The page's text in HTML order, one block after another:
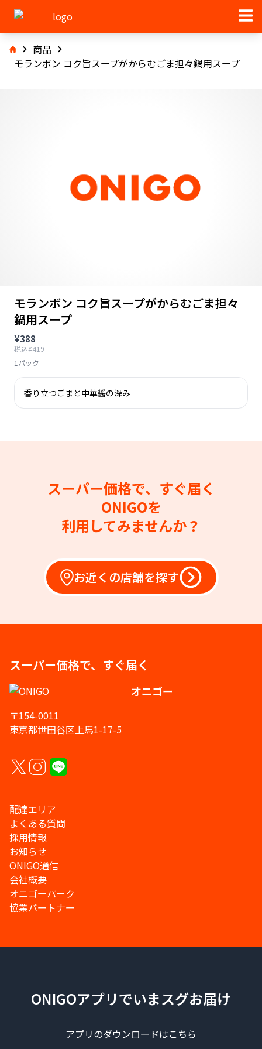
商品
モランボン コク旨スープがからむごま担々鍋用スープ
モランボン コク旨スープがからむごま担々
鍋用スープ
¥388
税込¥419
1パック
香り立つごまと中華醤の深み
スーパー価格で、すぐ届く
ONIGOを
利用してみませんか？
お近くの店舗を探す
スーパー価格で、すぐ届く
オニゴー
〒154-0011
東京都世田谷区上馬1-17-5
配達エリア
よくある質問
採用情報
お知らせ
ONIGO通信
会社概要
オニゴーパーク
協業パートナー
ONIGOアプリでいまスグお届け
アプリのダウンロードはこちら